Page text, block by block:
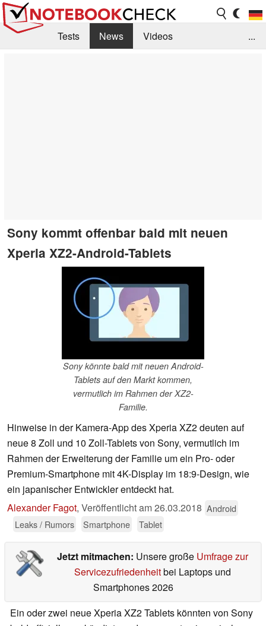
Tests News
Videos
...
Sony kommt offenbar bald mit neuen
Xperia XZ2-Android-Tablets
Sony könnte bald mit neuen Android-
Tablets auf den Markt kommen,
vermutlich im Rahmen der XZ2-
Familie.
Hinweise in der Kamera-App des Xperia XZ2 deuten auf
neue 8 Zoll und 10 Zoll-Tablets von Sony, vermutlich im
Rahmen der Erweiterung der Familie um ein Pro- oder
Premium-Smartphone mit 4K-Display im 18:9-Design, wie
ein japanischer Entwickler entdeckt hat.
Alexander Fagot, Veröffentlicht am26.03.2018 Android
Leaks / Rumors
Smartphone Tablet
Jetzt mitmachen: Unsere große Umfrage zur
Servicezufriedenheitbei Laptops und
Smartphones 2026
Ein oder zwei neue Xperia XZ2 Tablets könnten von Sony